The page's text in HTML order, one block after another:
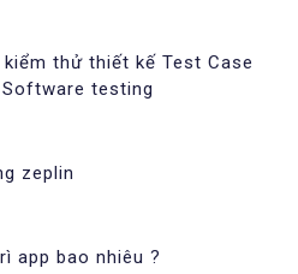
thử thiết kế Test Case
testing
zeplin
app bao nhiêu ?